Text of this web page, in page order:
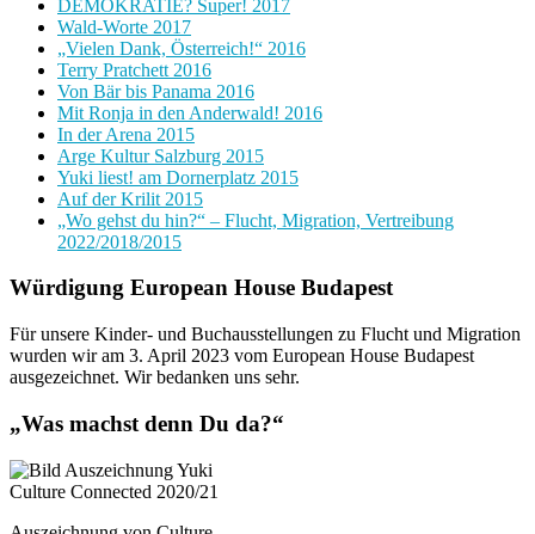
DEMOKRATIE? Super! 2017
Wald-Worte 2017
„Vielen Dank, Österreich!“ 2016
Terry Pratchett 2016
Von Bär bis Panama 2016
Mit Ronja in den Anderwald! 2016
In der Arena 2015
Arge Kultur Salzburg 2015
Yuki liest! am Dornerplatz 2015
Auf der Krilit 2015
„Wo gehst du hin?“ – Flucht, Migration, Vertreibung
2022/2018/2015
Würdigung European House Budapest
Für unsere Kinder- und Buchausstellungen zu Flucht und Migration
wurden wir am 3. April 2023 vom European House Budapest
ausgezeichnet. Wir bedanken uns sehr.
„Was machst denn Du da?“